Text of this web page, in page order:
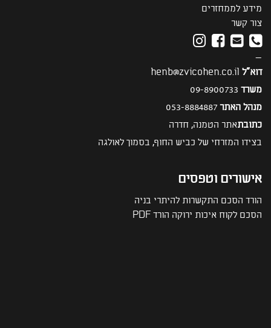
מידע לממחזרים
צור קשר
—
דוא"ל henb@zvicohen.co.il
משרד 09-8900733
מנהל האתר053-8884887
כתובתאתר הטמנה, חדרה
בצידו המזרחי של כביש החוף, בסמוך לאולגה
אישורים וטפסים
הורד הסכם התקשרות להיתרי בניה
הסכם לקוח איכות ירוקה הורד PDF